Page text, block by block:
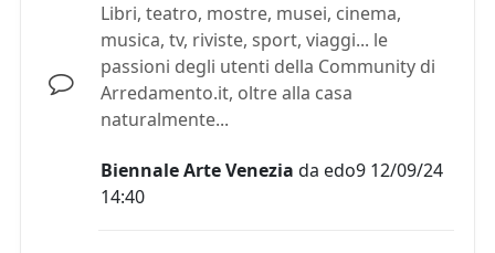
Libri, teatro, mostre, musei, cinema,
musica, tv, riviste, sport, viaggi... le
passioni degli utenti della Community di
Arredamento.it, oltre alla casa
naturalmente...
Biennale Arte Venezia da edo9 12/09/24
14:40